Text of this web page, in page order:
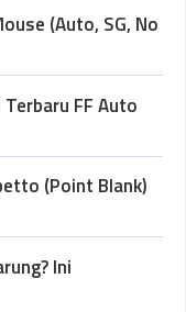
(Auto, SG, No
FF Auto
(Point Blank)
Ini